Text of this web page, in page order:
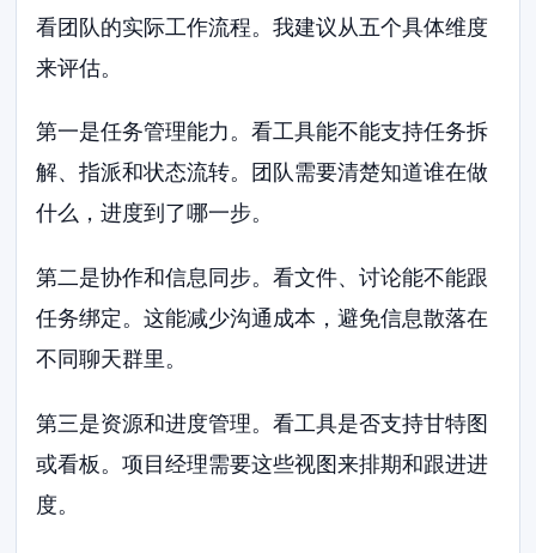
看团队的实际工作流程。我建议从五个具体维度
来评估。
第一是任务管理能力。看工具能不能支持任务拆
解、指派和状态流转。团队需要清楚知道谁在做
什么，进度到了哪一步。
第二是协作和信息同步。看文件、讨论能不能跟
任务绑定。这能减少沟通成本，避免信息散落在
不同聊天群里。
第三是资源和进度管理。看工具是否支持甘特图
或看板。项目经理需要这些视图来排期和跟进进
度。